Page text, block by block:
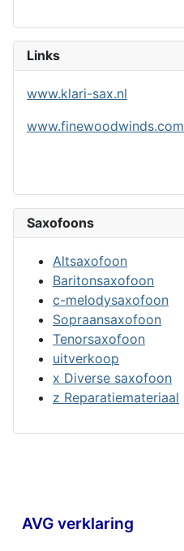
Links
www.klari-sax.nl
www.finewoodwinds.com
Saxofoons
Altsaxofoon
Baritonsaxofoon
c-melodysaxofoon
Sopraansaxofoon
Tenorsaxofoon
uitverkoop
x Diverse saxofoon
z Reparatiemateriaal
AVG verklaring